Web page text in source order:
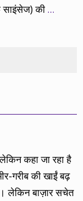
साइंसेज) की…
कहा जा रहा है
गरीब की खाईं बढ़
लेकिन बाज़ार सचेत